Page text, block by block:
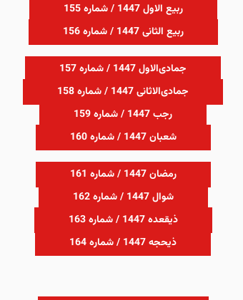
ربیع الاول 1447 / شماره 155
ربیع الثانی 1447 / شماره 156
جمادی‌الاول 1447 / شماره 157
جمادی‌الاثانی 1447 / شماره 158
رجب 1447 / شماره 159
شعبان 1447 / شماره 160
رمضان 1447 / شماره 161
شوال 1447 / شماره 162
ذیقعده 1447 / شماره 163
ذیحجه 1447 / شماره 164